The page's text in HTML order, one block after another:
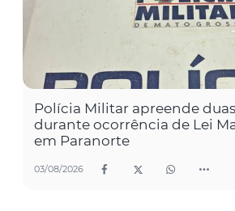
Polícia Militar apreende
durante ocorrência de Lei
em Paranorte
03/08/2026